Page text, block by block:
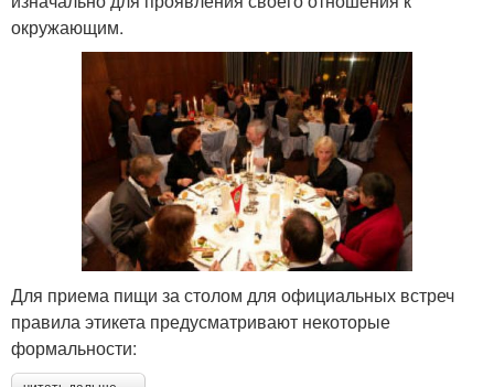
окружающим.
Для приема пищи за столом для официальных встреч
правила этикета предусматривают некоторые
формальности: